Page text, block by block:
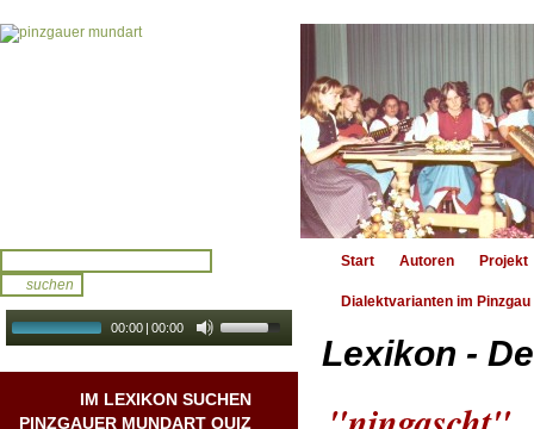
00:00 | 00:00
IM LEXIKON SUCHEN
PINZGAUER MUNDART QUIZ
Start Autoren Projekt
Dialektvarianten im Pinzgau
Lexikon -